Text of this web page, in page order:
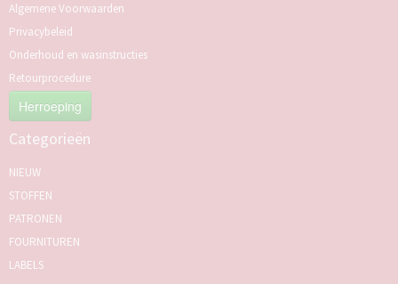
Algemene Voorwaarden
Privacybeleid
Onderhoud en wasinstructies
Retourprocedure
Herroeping
Categorieën
NIEUW
STOFFEN
PATRONEN
FOURNITUREN
LABELS